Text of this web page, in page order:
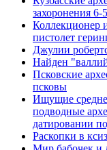
захоронения
Коллекционер
пистолет
Джулии
Найден
Псковские
псковы
Ищущие
подводные
датировании
Раскопки в